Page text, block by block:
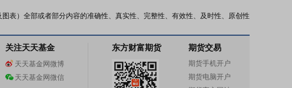
表）全部或者部分内容的准确性、真实性、完整性、有效性、及时性、原创性